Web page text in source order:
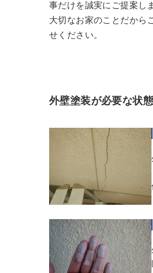
事だけを誠実にご提案し
大切なお家のことだから
せください。
外壁塗装が必要な状態